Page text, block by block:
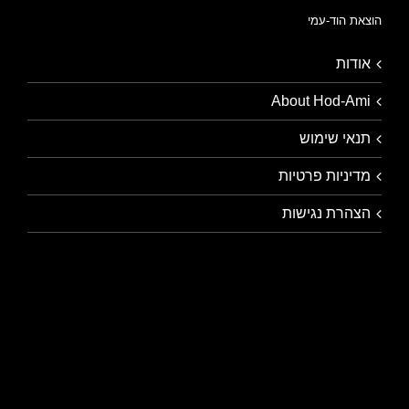
הוצאת הוד-עמי
אודות
About Hod-Ami
תנאי שימוש
מדיניות פרטיות
הצהרת נגישות